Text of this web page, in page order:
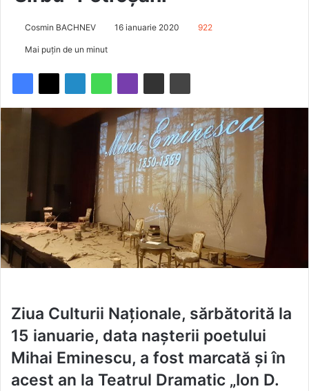
Cosmin BACHNEV 16 ianuarie 2020 922
Mai puțin de un minut
Ziua Culturii Naţionale, sărbătorită la
15 ianuarie, data naşterii poetului
Mihai Eminescu, a fost marcată și în
acest an la Teatrul Dramatic „Ion D.